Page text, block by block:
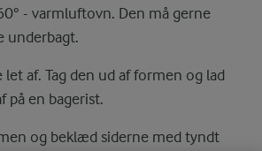
- varmluftovn. Den må gerne
underbagt.
let af. Tag den ud af formen og lad
på en bagerist.
og beklæd siderne med tyndt